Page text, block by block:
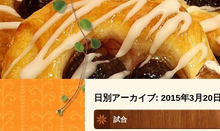
日別アーカイブ: 2015年3月20日
試合